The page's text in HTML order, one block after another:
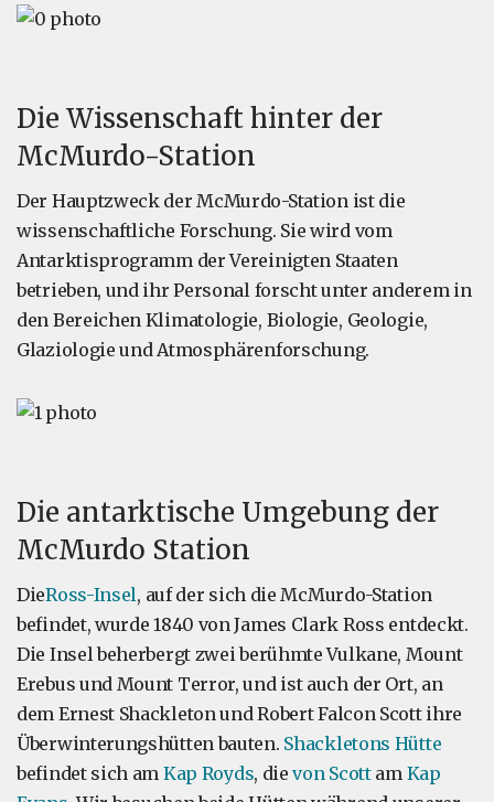
Die Wissenschaft hinter der
McMurdo-Station
Der Hauptzweck der McMurdo-Station ist die
wissenschaftliche Forschung. Sie wird vom
Antarktisprogramm der Vereinigten Staaten
betrieben, und ihr Personal forscht unter anderem in
den Bereichen Klimatologie, Biologie, Geologie,
Glaziologie und Atmosphärenforschung.
Die antarktische Umgebung der
McMurdo Station
DieRoss-Insel, auf der sich die McMurdo-Station
befindet, wurde 1840 von James Clark Ross entdeckt.
Die Insel beherbergt zwei berühmte Vulkane, Mount
Erebus und Mount Terror, und ist auch der Ort, an
dem Ernest Shackleton und Robert Falcon Scott ihre
Überwinterungshütten bauten. Shackletons Hütte
befindet sich am Kap Royds, dievon Scottam Kap